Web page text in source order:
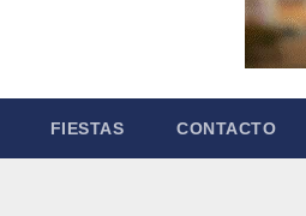
FIESTAS CONTACTO